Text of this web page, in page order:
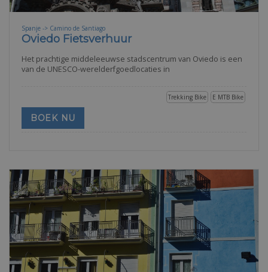
Spanje -> Camino de Santiago
Oviedo Fietsverhuur
Het prachtige middeleeuwse stadscentrum van Oviedo is een
van de UNESCO-werelderfgoedlocaties in
E MTB Bike
Trekking Bike
BOEK NU